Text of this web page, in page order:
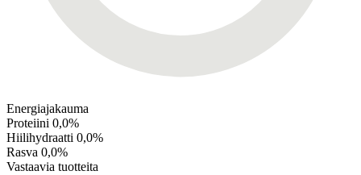
Energiajakauma
Proteiini 0,0%
Hiilihydraatti 0,0%
Rasva 0,0%
Vastaavia tuotteita